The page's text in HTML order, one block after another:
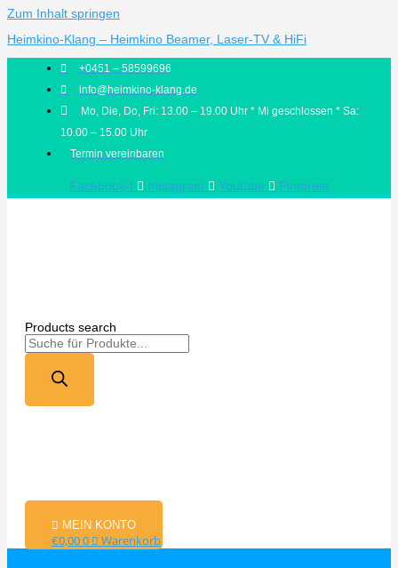
Zum Inhalt springen
Heimkino-Klang – Heimkino Beamer, Laser-TV & HiFi
+0451 – 58599696
info@heimkino-klang.de
Mo, Die, Do, Fri: 13.00 – 19.00 Uhr * Mi geschlossen * Sa:
10.00 – 15.00 Uhr
Termin vereinbaren
Facebook-f Instagram Youtube Pinterest
Products search
MEIN KONTO
€0,000 Warenkorb